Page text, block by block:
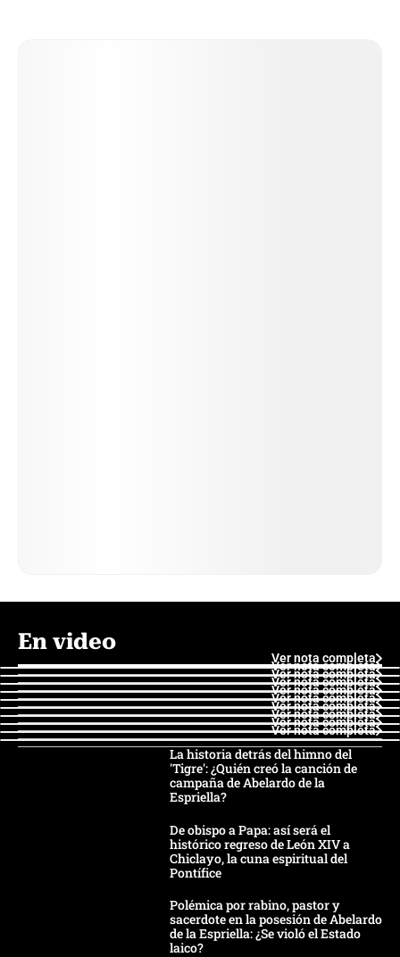
En video
Ver nota completa
Ver nota completa
Ver nota completa
Ver nota completa
Ver nota completa
Ver nota completa
Ver nota completa
Ver nota completa
Ver nota completa
Ver nota completa
La historia detrás del himno del
'Tigre': ¿Quién creó la canción de
campaña de Abelardo de la
Espriella?
De obispo a Papa: así será el
histórico regreso de León XIV a
Chiclayo, la cuna espiritual del
Pontífice
Polémica por rabino, pastor y
sacerdote en la posesión de Abelardo
de la Espriella: ¿Se violó el Estado
laico?